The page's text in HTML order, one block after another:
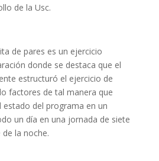
de la Usc.
de pares es un ejercicio
donde se destaca que el
estructuró el ejercicio de
factores de tal manera que
estado del programa en un
un día en una jornada de siete
la noche.